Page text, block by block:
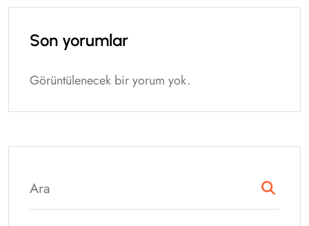
Son yorumlar
Görüntülenecek bir yorum yok.